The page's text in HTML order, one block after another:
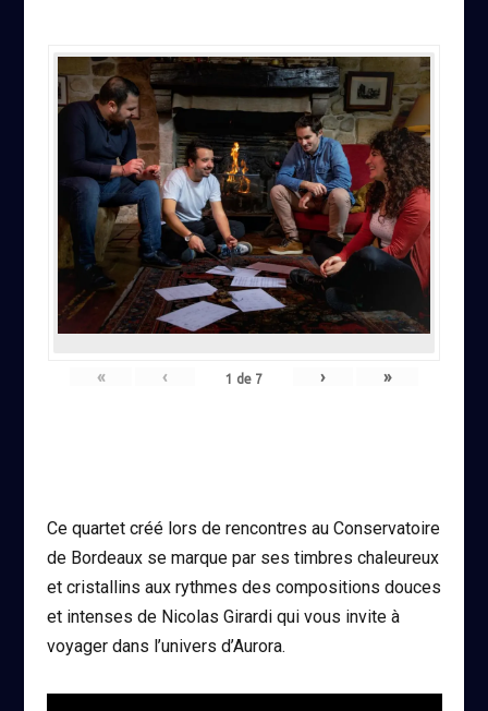
« ‹ 1 de 7 › »
Ce quartet créé lors de rencontres au Conservatoire
de Bordeaux se marque par ses timbres chaleureux
et cristallins aux rythmes des compositions douces
et intenses de Nicolas Girardi qui vous invite à
voyager dans l’univers d’Aurora.